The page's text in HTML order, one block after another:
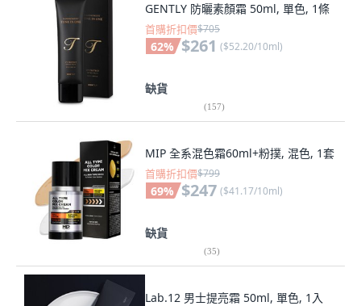
GENTLY 防曬素顏霜 50ml, 單色, 1條
首購折扣價$705
62% $261 ($52.20/10ml)
缺貨
(157)
MIP 全系混色霜60ml+粉撲, 混色, 1套
首購折扣價$799
69% $247 ($41.17/10ml)
缺貨
(35)
Lab.12 男士提亮霜 50ml, 單色, 1入